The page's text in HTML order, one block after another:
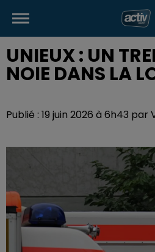
UNIEUX : UN
NOIE DANS LA
Publié : 19 juin 2026 à 6h43